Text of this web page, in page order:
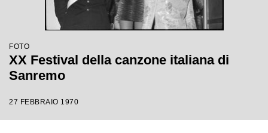
FOTO
XX Festival della canzone italiana di
Sanremo
27 FEBBRAIO 1970